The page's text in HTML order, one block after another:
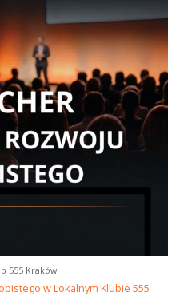
555 Kraków
w Lokalnym Klubie 555